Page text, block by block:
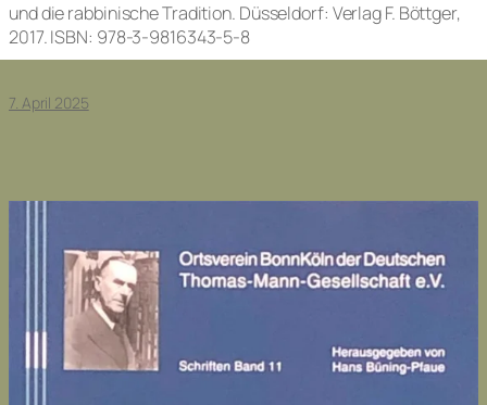
und die rabbinische Tradition. Düsseldorf: Verlag F. Böttger,
2017. ISBN: 978-3-9816343-5-8
7. April 2025